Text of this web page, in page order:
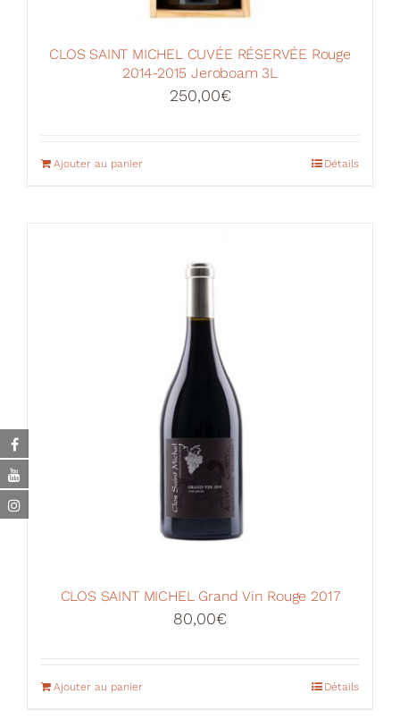
CLOS SAINT MICHEL CUVÉE RÉSERVÉE Rouge
2014-2015 Jeroboam 3L
250,00€
Ajouter au panier Détails
CLOS SAINT MICHEL Grand Vin Rouge 2017
80,00€
Ajouter au panier Détails